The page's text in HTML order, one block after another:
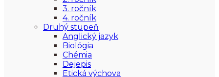
3. ročník
4. ročník
Druhý stupeň
Anglický jazyk
Biológia
Chémia
Dejepis
Etická výchova